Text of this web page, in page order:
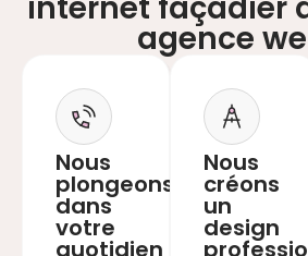
agence
Nous
plongeons
dans
votre
quotidien
Nous
créons
un
design